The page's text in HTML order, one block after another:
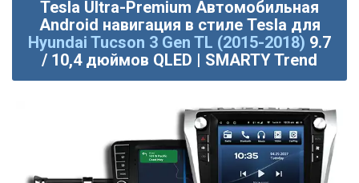
Tesla Ultra-Premium Автомобильная
Android навигация в стиле Tesla для
Hyundai Tucson 3 Gen TL (2015-2018) 9.7
/ 10,4 дюймов QLED | SMARTY Trend